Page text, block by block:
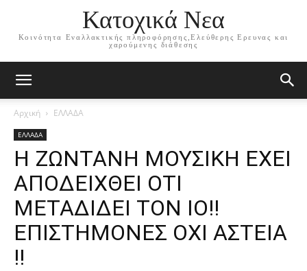
Κατοχικά Νεα
Κοινότητα Εναλλακτικής πληροφόρησης,Ελεύθερης Ερευνας και
χαρούμενης διάθεσης
Αρχική ΕΛΛΑΔΑ
ΕΛΛΑΔΑ
Η ΖΩΝΤΑΝΗ ΜΟΥΣΙΚΗ ΕΧΕΙ
ΑΠΟΔΕΙΧΘΕΙ ΟΤΙ
ΜΕΤΑΔΙΔΕΙ ΤΟΝ ΙΟ!!
ΕΠΙΣΤΗΜΟΝΕΣ ΟΧΙ ΑΣΤΕΙΑ
!!